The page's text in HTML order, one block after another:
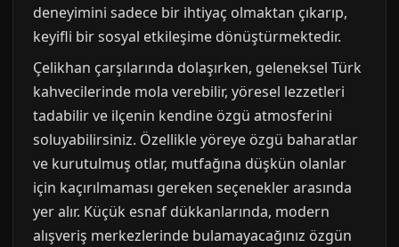
deneyimini sadece bir ihtiyaç olmaktan çıkarıp,
keyifli bir sosyal etkileşime dönüştürmektedir.
Çelikhan çarşılarında dolaşırken, geleneksel Türk
kahvecilerinde mola verebilir, yöresel lezzetleri
tadabilir ve ilçenin kendine özgü atmosferini
soluyabilirsiniz. Özellikle yöreye özgü baharatlar
ve kurutulmuş otlar, mutfağına düşkün olanlar
için kaçırılmaması gereken seçenekler arasında
yer alır. Küçük esnaf dükkanlarında, modern
alışveriş merkezlerinde bulamayacağınız özgün